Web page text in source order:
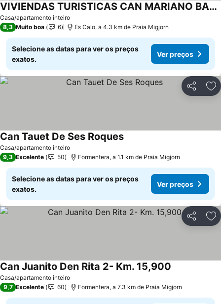
Casa/apartamento inteiro
VIVIENDAS TURISTICAS CAN MARIANO BARBER - ES CALÓ - FORMENTERA
Ver preços
8,3 Muito boa 6 Es Calo, a 4.3 km de Praia Migjorn
Selecione as datas para ver os preços
exatos.
Ver preços
Partilhar
Casa/apartamento inteiro
Can Tauet De Ses RoquesVer preços
9,3 Excelente 50 Formentera, a 1.1 km de Praia Migjorn
Selecione as datas para ver os preços
exatos.
Ver preços
Partilhar
Casa/apartamento inteiro
Can Juanito Den Rita 2- Km. 15,900
9,7 Excelente 60 Formentera, a 7.3 km de Praia Migjorn